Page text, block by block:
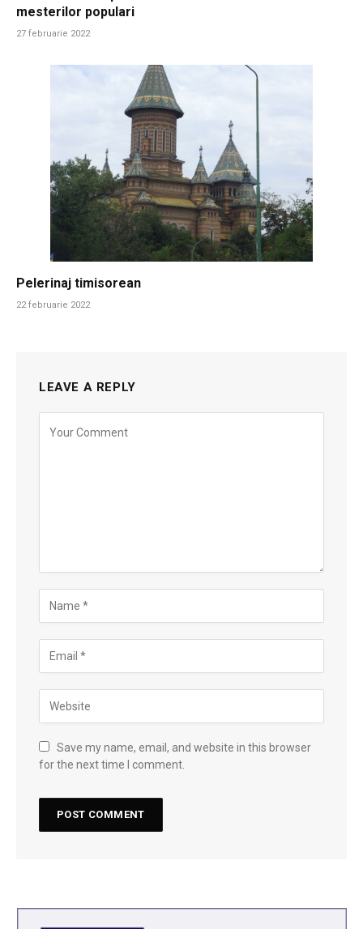
mesterilor populari
27 februarie 2022
Pelerinaj timisorean
22 februarie 2022
LEAVE A REPLY
Save my name, email, and website in this browser
for the next time I comment.